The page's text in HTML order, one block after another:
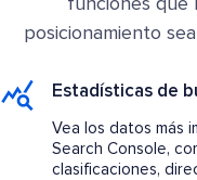
funciones que
posicionamiento
Estadísticas de
Vea los datos más
Search Console,
clasificaciones,